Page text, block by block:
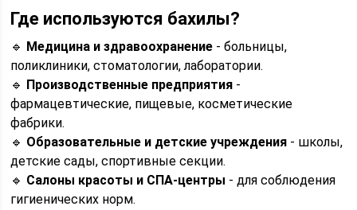
Где используются бахилы?
🔹 Медицина и здравоохранение - больницы,
поликлиники, стоматологии, лаборатории.
🔹 Производственные предприятия -
фармацевтические, пищевые, косметические
фабрики.
🔹 Образовательные и детские учреждения - школы,
детские сады, спортивные секции.
🔹 Салоны красоты и СПА-центры - для соблюдения
гигиенических норм.